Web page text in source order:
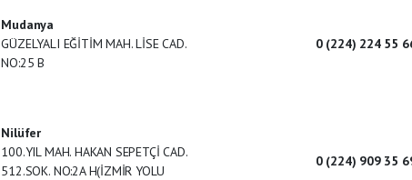
Mudanya
GÜZELYALI EĞİTİM MAH. LİSE CAD.
NO:25 B
0 (224) 224 55
Nilüfer
100.YIL MAH. HAKAN SEPETÇİ CAD.
512.SOK. NO:2A H(İZMİR YOLU
0 (224) 909 35